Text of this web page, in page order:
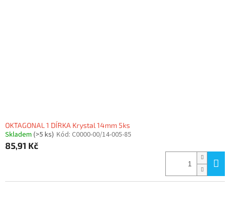
OKTAGONAL 1 DÍRKA Krystal 14mm 5ks
Skladem (>5 ks) Kód: C0000-00/14-005-85
85,91 Kč